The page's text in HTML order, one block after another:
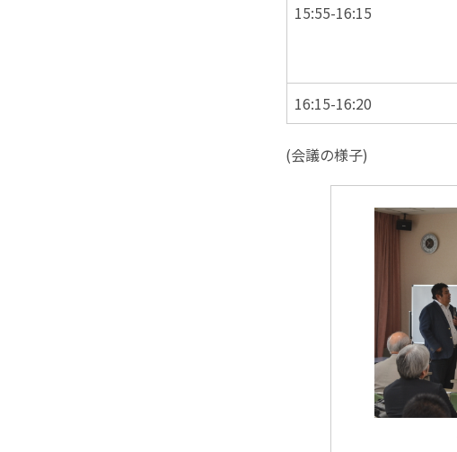
15:55-16:15
16:15-16:20
(会議の様子)